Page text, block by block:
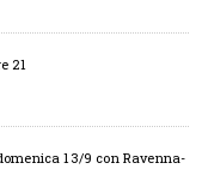
21
13/9 con Ravenna-